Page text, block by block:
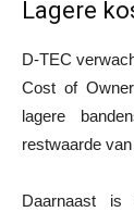
Lagere
D-TEC
Cost of
lagere
restwaarde
Daarnaast is